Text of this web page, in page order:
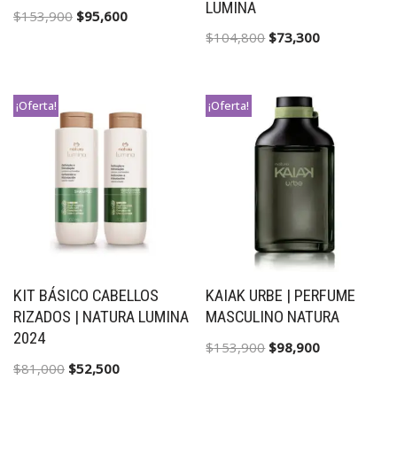
$153,900 $95,600
LUMINA
$104,800 $73,300
¡Oferta!
KIT BÁSICO CABELLOS
RIZADOS | NATURA LUMINA
2024
$81,000 $52,500
¡Oferta!
KAIAK URBE | PERFUME
MASCULINO NATURA
$153,900 $98,900